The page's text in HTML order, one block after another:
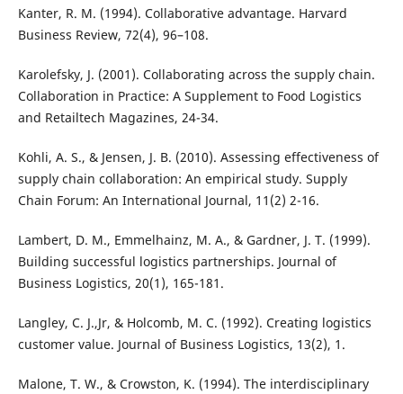
Kanter, R. M. (1994). Collaborative advantage. Harvard
Business Review, 72(4), 96–108.
Karolefsky, J. (2001). Collaborating across the supply chain.
Collaboration in Practice: A Supplement to Food Logistics
and Retailtech Magazines, 24-34.
Kohli, A. S., & Jensen, J. B. (2010). Assessing effectiveness of
supply chain collaboration: An empirical study. Supply
Chain Forum: An International Journal, 11(2) 2-16.
Lambert, D. M., Emmelhainz, M. A., & Gardner, J. T. (1999).
Building successful logistics partnerships. Journal of
Business Logistics, 20(1), 165-181.
Langley, C. J.,Jr, & Holcomb, M. C. (1992). Creating logistics
customer value. Journal of Business Logistics, 13(2), 1.
Malone, T. W., & Crowston, K. (1994). The interdisciplinary